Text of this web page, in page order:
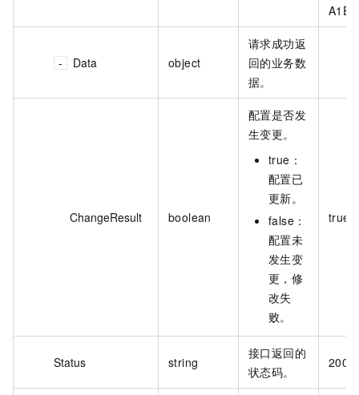
Data object
请求成功返
回的业务数
据。
ChangeResult boolean
配置是否发
生变更。
true：
配置已
更新。
false：
配置未
发生变
更，修
改失
败。
true
Status string
接口返回的
状态码。
200